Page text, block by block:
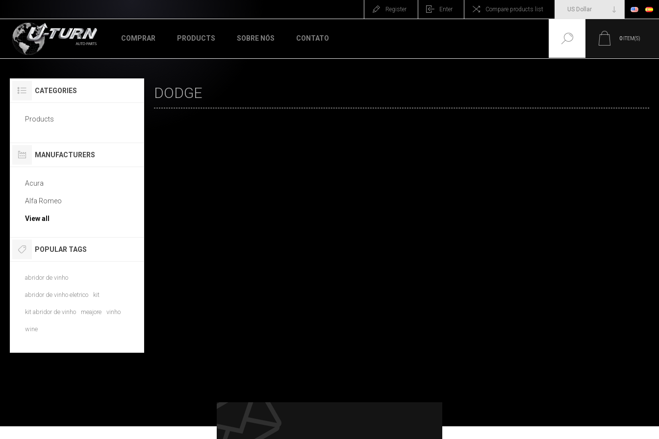
Register Enter Compare products list
COMPRAR PRODUCTS SOBRE NÓS CONTATO 0 ITEM(S)
DODGE
CATEGORIES
Products
MANUFACTURERS
Acura
Alfa Romeo
View all
POPULAR TAGS
abridor de vinho
abridor de vinho eletrico kit
kit abridor de vinho meajore vinho
wine